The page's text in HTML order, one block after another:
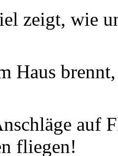
zeigt, wie
Haus
auf
fliegen!